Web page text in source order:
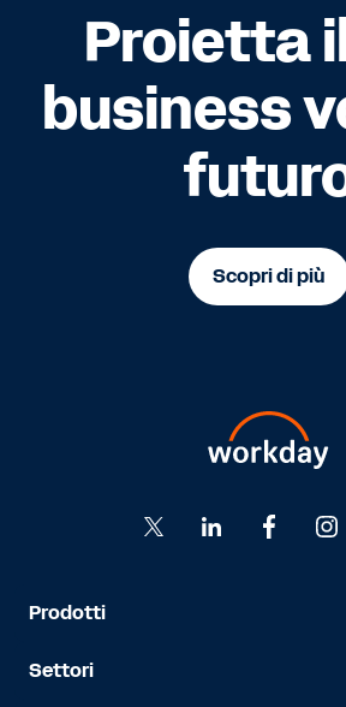
Proietta
business
Scopri di più
Prodotti
Settori